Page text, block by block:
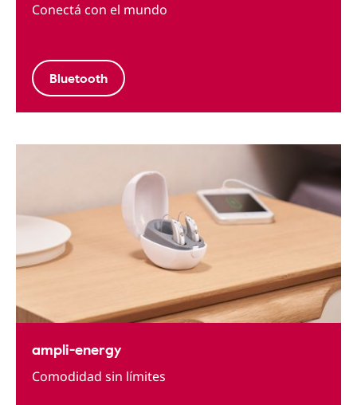
Conectá con el mundo
Bluetooth
ampli-energy
Comodidad sin límites